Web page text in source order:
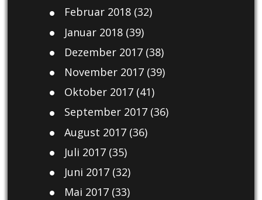
Februar 2018(32)
Januar 2018(39)
Dezember 2017(38)
November 2017(39)
Oktober 2017(41)
September 2017(36)
August 2017(36)
Juli 2017(35)
Juni 2017(32)
Mai 2017(33)